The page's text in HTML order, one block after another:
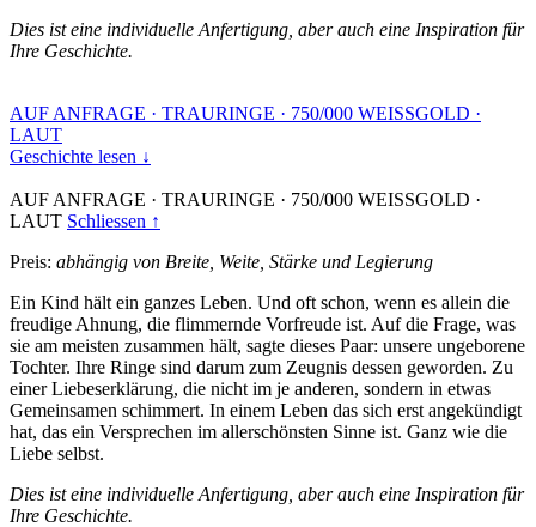
Dies ist eine individuelle Anfertigung, aber auch eine Inspiration für
Ihre Geschichte.
AUF ANFRAGE · TRAURINGE · 750/000 WEISSGOLD ·
LAUT
Geschichte lesen ↓
AUF ANFRAGE · TRAURINGE · 750/000 WEISSGOLD ·
LAUT Schliessen ↑
Preis: abhängig von Breite, Weite, Stärke und Legierung
Ein Kind hält ein ganzes Leben. Und oft schon, wenn es allein die
freudige Ahnung, die flimmernde Vorfreude ist. Auf die Frage, was
sie am meisten zusammen hält, sagte dieses Paar: unsere ungeborene
Tochter. Ihre Ringe sind darum zum Zeugnis dessen geworden. Zu
einer Liebeserklärung, die nicht im je anderen, sondern in etwas
Gemeinsamen schimmert. In einem Leben das sich erst angekündigt
hat, das ein Versprechen im allerschönsten Sinne ist. Ganz wie die
Liebe selbst.
Dies ist eine individuelle Anfertigung, aber auch eine Inspiration für
Ihre Geschichte.